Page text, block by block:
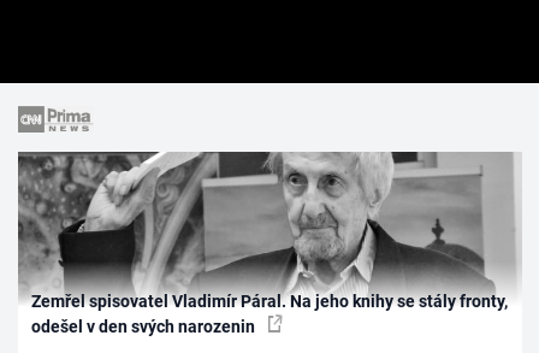
Zemřel spisovatel Vladimír Páral. Na jeho knihy se stály fronty,
odešel v den svých narozenin